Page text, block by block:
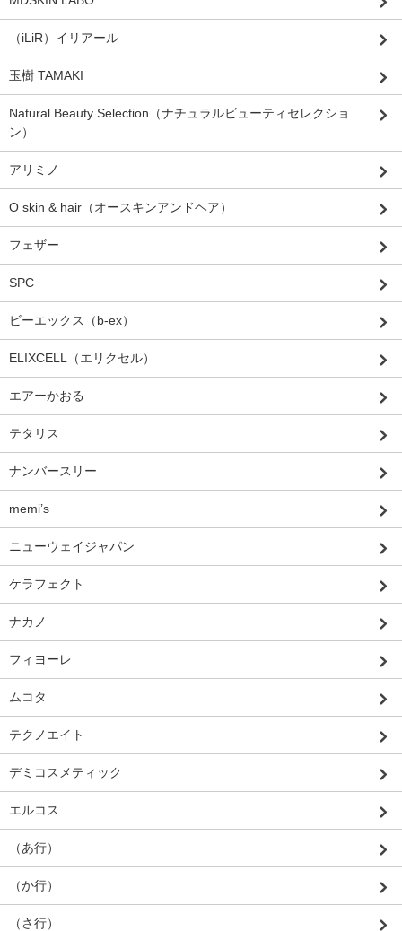
（iLiR）イリアール
玉樹 TAMAKI
Natural Beauty Selection（ナチュラルビューティセレクショ
ン）
アリミノ
O skin & hair（オースキンアンドヘア）
フェザー
SPC
ビーエックス（b-ex）
ELIXCELL（エリクセル）
エアーかおる
テタリス
ナンバースリー
memi’s
ニューウェイジャパン
ケラフェクト
ナカノ
フィヨーレ
ムコタ
テクノエイト
デミコスメティック
エルコス
（あ行）
（か行）
（さ行）